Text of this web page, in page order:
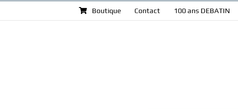
Boutique Contact 100 ans DEBATIN